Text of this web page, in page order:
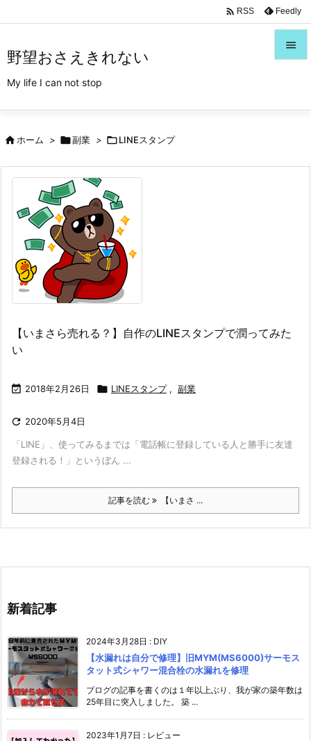
野望おさえきれない
My life I can not stop


 RSS Feedly
ホーム > 副業 > LINEスタンプ
【いまさら売れる？】自作のLINEスタンプで潤ってみた
い
 2018年2月26日  LINEスタンプ , 副業
 2020年5月4日
「LINE」、使ってみるまでは「電話帳に登録している人と勝手に友達
登録される！」というぼん ...
記事を読む 【いまさ ...
新着記事
2024年3月28日 : DIY
【水漏れは自分で修理】旧MYM(MS6000)サーモス
タット式シャワー混合栓の水漏れを修理
ブログの記事を書くのは１年以上ぶり、我が家の築年数は
25年目に突入しました。 築 ...
2023年1月7日 : レビュー